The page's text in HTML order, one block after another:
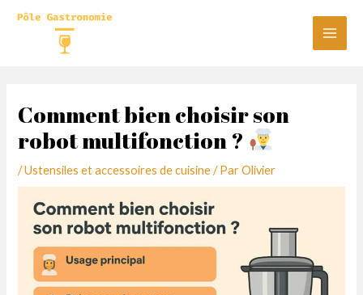
Main
Comment bien choisir son
robot multifonction ?
/Ustensiles et accessoires de cuisine/ ParOlivier